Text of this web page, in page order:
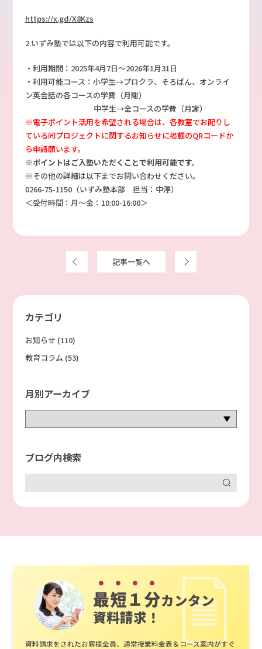
https://x.gd/X8Kzs
2.いずみ塾では以下の内容で利用可能です。
・利用期間：2025年4月7日～2026年1月31日
・利用可能コース：小学生→プロクラ、そろばん、オンライ
ン英会話の各コースの学費（月謝）
中学生→全コースの学費（月謝）
※電子ポイント活用を希望される場合は、各教室でお配りし
ている同プロジェクトに関するお知らせに掲載のQRコードか
ら申請願います。
※ポイントはご入塾いただくことで利用可能です。
※その他の詳細は以下までお問い合わせください。
0266-75-1150（いずみ塾本部 担当：中澤）
＜受付時間：月～金：10:00-16:00＞
記事一覧へ
カテゴリ
お知らせ (110)
教育コラム (53)
月別アーカイブ
ブログ内検索
最短１分カンタン
資料請求！
資料請求をされたお客様全員、通常授業料金表＆コース案内がすぐ